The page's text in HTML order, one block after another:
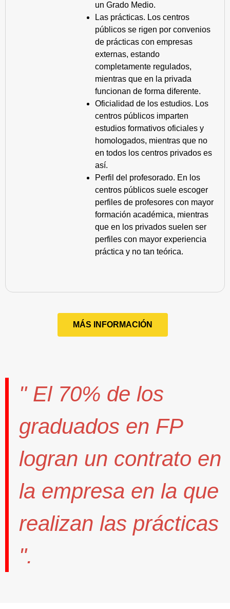
un Grado Medio.
Las prácticas. Los centros
públicos se rigen por convenios
de prácticas con empresas
externas, estando
completamente regulados,
mientras que en la privada
funcionan de forma diferente.
Oficialidad de los estudios. Los
centros públicos imparten
estudios formativos oficiales y
homologados, mientras que no
en todos los centros privados es
así.
Perfil del profesorado. En los
centros públicos suele escoger
perfiles de profesores con mayor
formación académica, mientras
que en los privados suelen ser
perfiles con mayor experiencia
práctica y no tan teórica.
MÁS INFORMACIÓN
" El 70% de los
graduados en FP
logran un contrato en
la empresa en la que
realizan las prácticas
".